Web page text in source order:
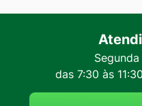
das 7:30 às